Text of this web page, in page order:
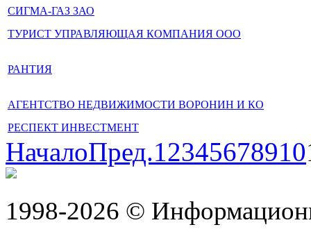
СИГМА-ГАЗ ЗАО
ТУРИСТ УПРАВЛЯЮЩАЯ КОМПАНИЯ ООО
РАНТИЯ
АГЕНТСТВО НЕДВИЖИМОСТИ ВОРОНИН И КО
РЕСПЕКТ ИНВЕСТМЕНТ
НачалоПред.12345678910
1998-2026 ©